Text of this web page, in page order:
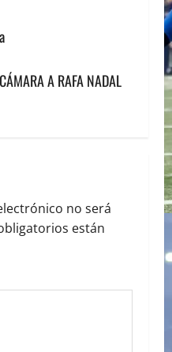
A RAFA NADAL
no será
están